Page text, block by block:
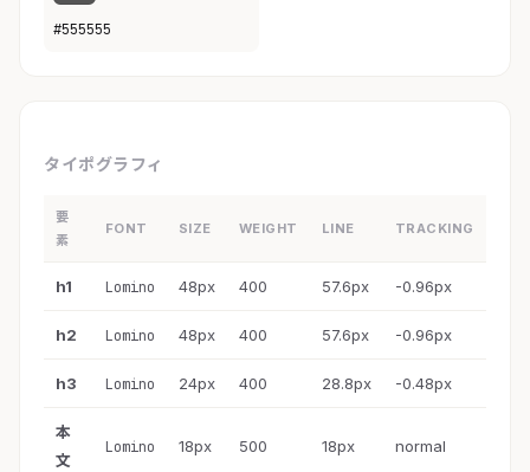
#555555
タイポグラフィ
要
素
FONT SIZE WEIGHT LINE TRACKING
h1 Lomino 48px 400 57.6px -0.96px
h2 Lomino 48px 400 57.6px -0.96px
h3 Lomino 24px 400 28.8px -0.48px
本
文
Lomino 18px 500 18px normal